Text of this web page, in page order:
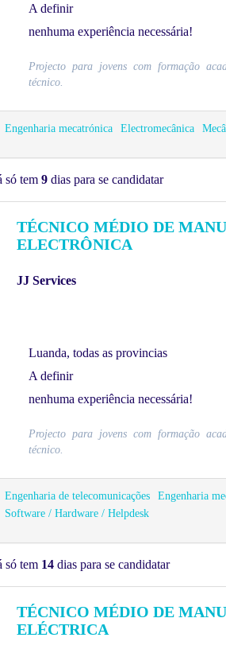
A definir
nenhuma experiência necessária!
Projecto para jovens com formação
técnico.
Engenharia mecatrónica Electromecânica
só tem 9 dias para se candidatar
TÉCNICO MÉDIO DE
ELECTRÔNICA
JJ Services
Luanda, todas as provincias
A definir
nenhuma experiência necessária!
Projecto para jovens com formação
técnico.
Engenharia de telecomunicações
Engenharia
Software / Hardware / Helpdesk
só tem 14 dias para se candidatar
TÉCNICO MÉDIO DE
ELÉCTRICA